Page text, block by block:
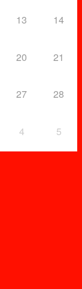
13 14
20 21
27 28
4 5